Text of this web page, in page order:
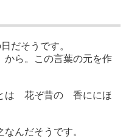
だそうです。
から。この言葉の元を作
は 花ぞ昔の 香ににほ
んだそうです。